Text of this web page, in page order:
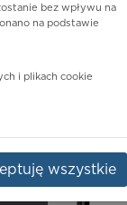
bez wpływu na
na podstawie
i plikach cookie
wszystkie